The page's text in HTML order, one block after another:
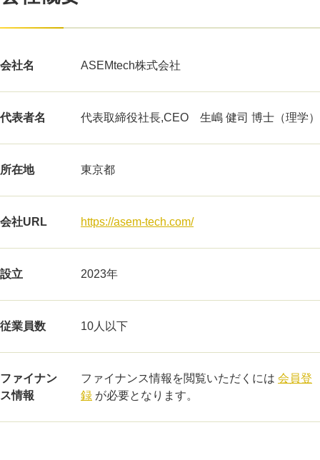
会社名 ASEMtech株式会社
代表者名 代表取締役社長,CEO 生嶋 健司 博士（理学）
所在地 東京都
会社URL https://asem-tech.com/
設立 2023年
従業員数 10人以下
ファイナン
ス情報
ファイナンス情報を閲覧いただくには 会員登
録 が必要となります。